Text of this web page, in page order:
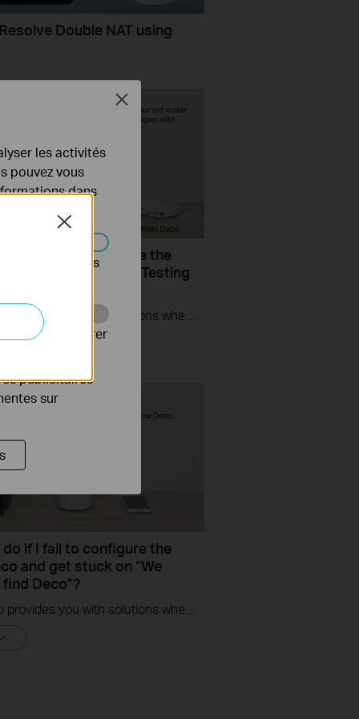
Double NAT using
do if I fail to configure the
and get stuck on “Testing
if I fail to configure the
and get stuck on “We
Deco”?
Close
les activités
pouvez vous
dans
être désactivés
pour améliorer
publicitaires
sur
Close